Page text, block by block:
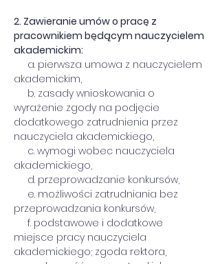
2. Zawieranie umów o pracę z
pracownikiem będącym nauczycielem
akademickim:
a. pierwsza umowa z nauczycielem
akademickim,
b. zasady wnioskowania o
wyrażenie zgody na podjęcie
dodatkowego zatrudnienia przez
nauczyciela akademickiego,
c. wymogi wobec nauczyciela
akademickiego,
d. przeprowadzanie konkursów,
e. możliwości zatrudniania bez
przeprowadzania konkursów,
f. podstawowe i dodatkowe
miejsce pracy nauczyciela
akademickiego; zgoda rektora,